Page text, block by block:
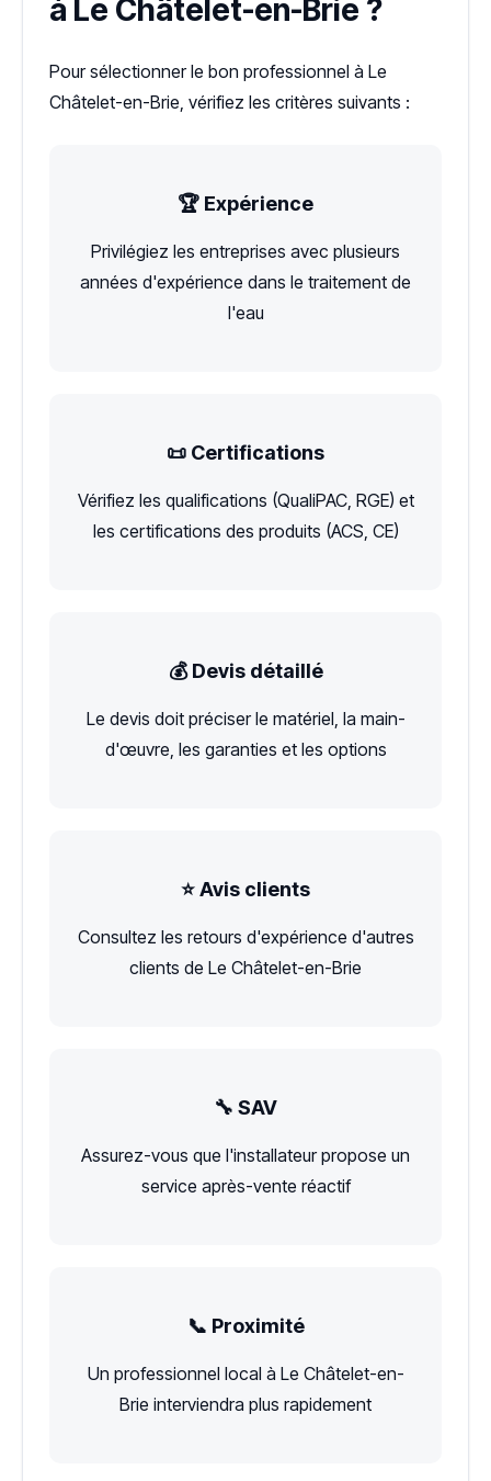
à Le Châtelet-en-Brie ?
Pour sélectionner le bon professionnel à Le
Châtelet-en-Brie, vérifiez les critères suivants :
🏆 Expérience
Privilégiez les entreprises avec plusieurs
années d'expérience dans le traitement de
l'eau
📜 Certifications
Vérifiez les qualifications (QualiPAC, RGE) et
les certifications des produits (ACS, CE)
💰 Devis détaillé
Le devis doit préciser le matériel, la main-
d'œuvre, les garanties et les options
⭐ Avis clients
Consultez les retours d'expérience d'autres
clients de Le Châtelet-en-Brie
🔧 SAV
Assurez-vous que l'installateur propose un
service après-vente réactif
📞 Proximité
Un professionnel local à Le Châtelet-en-
Brie interviendra plus rapidement